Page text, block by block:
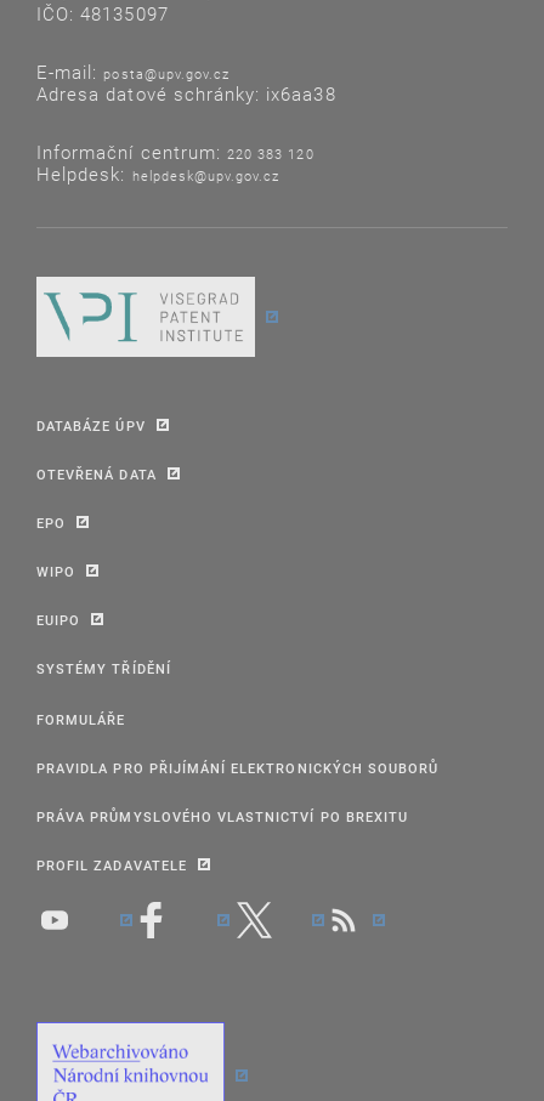
IČO: 48135097
E-mail: posta@upv.gov.cz
Adresa datové schránky: ix6aa38
Informační centrum: 220 383 120
Helpdesk: helpdesk@upv.gov.cz
DATABÁZE ÚPV
OTEVŘENÁ DATA
EPO
WIPO
EUIPO
SYSTÉMY TŘÍDĚNÍ
FORMULÁŘE
PRAVIDLA PRO PŘIJÍMÁNÍ ELEKTRONICKÝCH SOUBORŮ
PRÁVA PRŮMYSLOVÉHO VLASTNICTVÍ PO BREXITU
PROFIL ZADAVATELE